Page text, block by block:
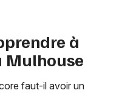
à
Mulhouse
faut-il avoir un